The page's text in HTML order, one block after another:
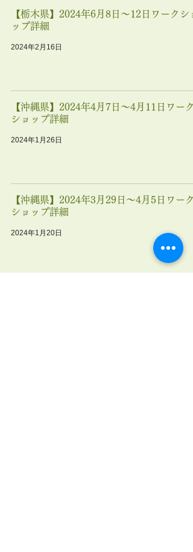
【栃木県】2024年6月8日〜12日ワークシ
ップ詳細
2024年2月16日
【沖縄県】2024年4月7日〜4月11日ワーク
ショップ詳細
2024年1月26日
【沖縄県】2024年3月29日〜4月5日ワーク
ショップ詳細
2024年1月20日